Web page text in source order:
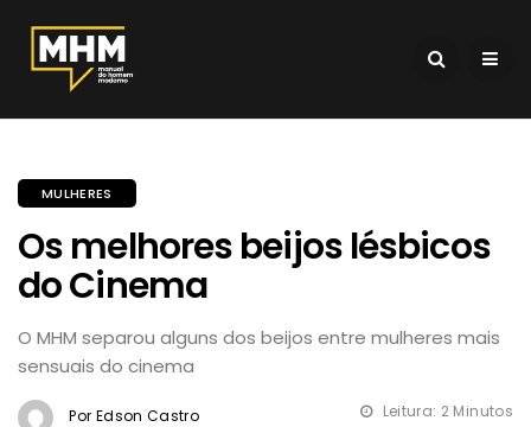
MULHERES
Os melhores beijos lésbicos
do Cinema
O MHM separou alguns dos beijos entre mulheres mais
sensuais do cinema
Por Edson Castro Leitura: 2 Minutos